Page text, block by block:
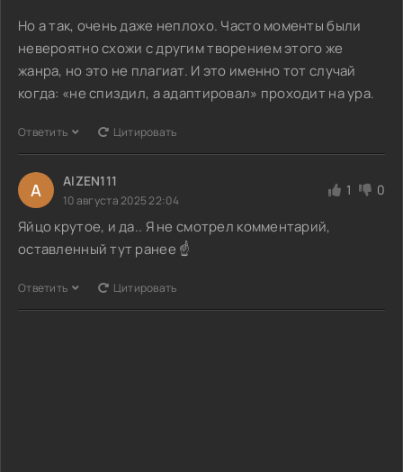
Но а так, очень даже неплохо. Часто моменты были
невероятно схожи с другим творением этого же
жанра, но это не плагиат. И это именно тот случай
когда: «не спиздил, а адаптировал» проходит на ура.
Ответить Цитировать
A AIZEN111
10 августа 2025 22:04
1 0
Яйцо крутое, и да.. Я не смотрел комментарий,
оставленный тут ранее ☝️
Ответить Цитировать